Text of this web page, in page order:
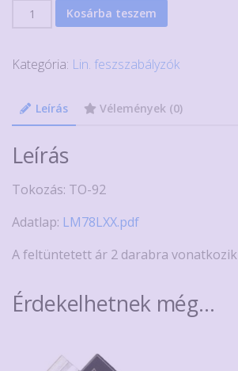
12V
lineáris
stabilizátor
IC
mennyiség
Kosárba teszem
Kategória: Lin. feszszabályzók
Leírás Vélemények (0)
Leírás
Tokozás: TO-92
Adatlap: LM78LXX.pdf
A feltüntetett ár 2 darabra vonatkozik
Érdekelhetnek még…